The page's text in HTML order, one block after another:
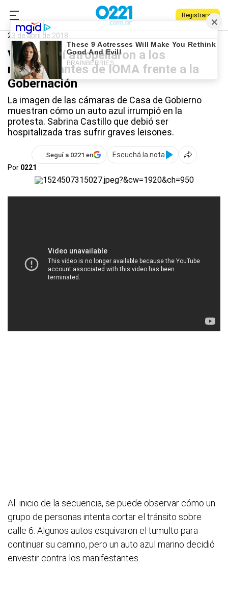
Registrarse
0221.com.ar
IOMA
23 de abril de 2018
VIDEO: así atropellaron a los
manifestantes de IOMA frente a la
Gobernación
La imagen de las cámaras de Casa de Gobierno
muestran cómo un auto azul irrumpió en la
protesta. Sabrina Castillo que debió ser
hospitalizada tras sufrir graves leisones.
Seguí a 0221 en
Escuchá la nota
Por 0221
Al inicio de la secuencia, se puede observar cómo un
grupo de personas intenta cortar el tránsito sobre
calle 6. Algunos autos esquivaron el tumulto para
continuar su camino, pero un auto azul marino decidió
envestir contra los manifestantes.